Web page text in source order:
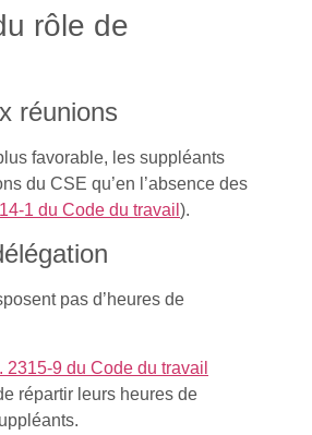
rôle de
réunions
favorable, les suppléants
du CSE qu’en l’absence des
1 du Code du travail ).
pas d’heures de
2315-9 du Code du travail
répartir leurs heures de